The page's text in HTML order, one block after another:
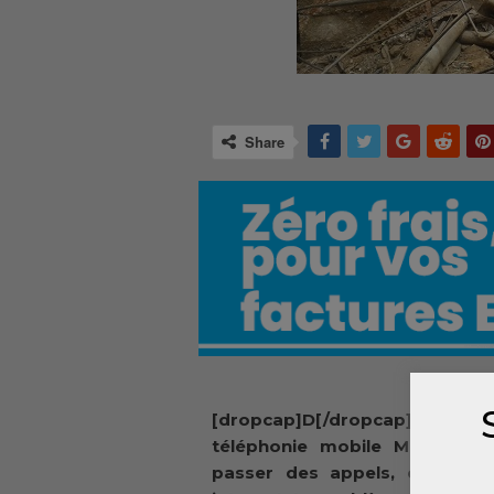
Share
[dropcap]D[/
téléphonie mobile MTN
passer des appels, envoyer